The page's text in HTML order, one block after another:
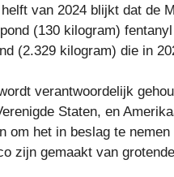
van 2024 blijkt dat de
(130 kilogram)
(2.329 kilogram) die in
verantwoordelijk
Staten, en
om het in beslag te
zijn gemaakt van